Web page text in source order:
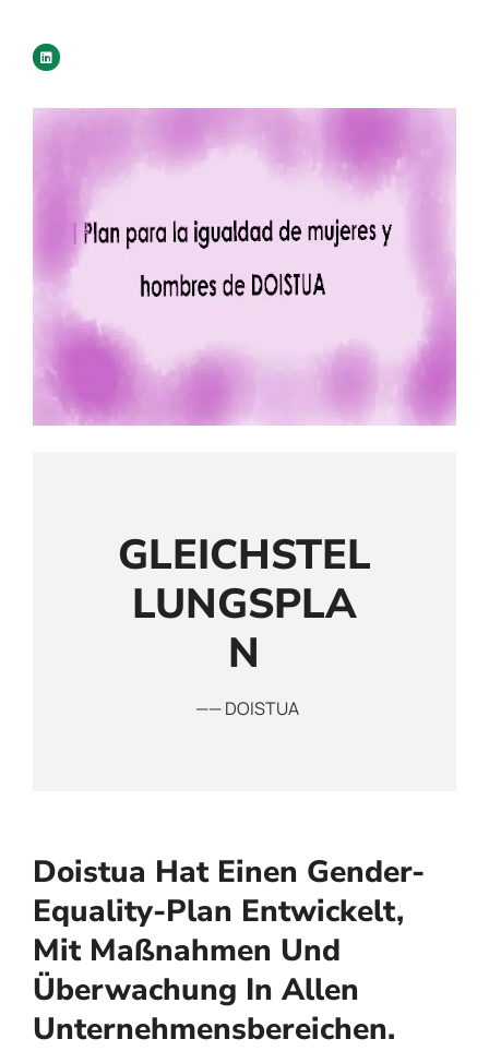
GLEICHSTEL
LUNGSPLA
N
—— DOISTUA
Doistua Hat Einen Gender-
Equality-Plan Entwickelt,
Mit Maßnahmen Und
Überwachung In Allen
Unternehmensbereichen.